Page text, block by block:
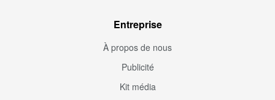
Entreprise
À propos de nous
Publicité
Kit média